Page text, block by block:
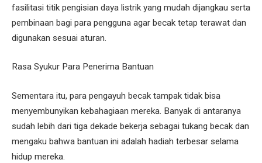
fasilitasi titik pengisian daya listrik yang mudah dijangkau serta
pembinaan bagi para pengguna agar becak tetap terawat dan
digunakan sesuai aturan.
Rasa Syukur Para Penerima Bantuan
Sementara itu, para pengayuh becak tampak tidak bisa
menyembunyikan kebahagiaan mereka. Banyak di antaranya
sudah lebih dari tiga dekade bekerja sebagai tukang becak dan
mengaku bahwa bantuan ini adalah hadiah terbesar selama
hidup mereka.